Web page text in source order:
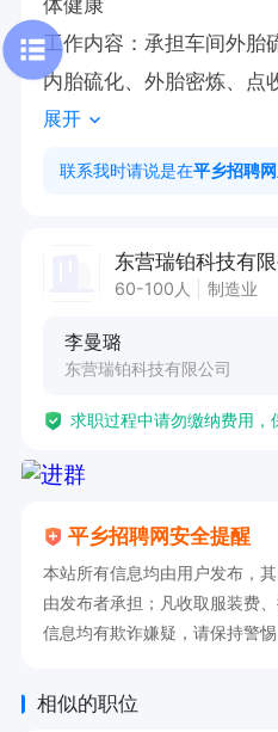
体健康
工作内容：承担车间外胎
内胎硫化、外胎密炼、点
生产及辅助工作，依据个
位。
有意者直接电话联系
展开
联系我时请说是在平乡招聘网
东营瑞铂科技有
60-100人 制造业
李曼璐
东营瑞铂科技有限公司
求职过程中请勿缴纳费用，
平乡招聘网安全提醒
本站所有信息均由用户发布，
由发布者承担；凡收取服装费
信息均有欺诈嫌疑，请保持警惕
相似的职位